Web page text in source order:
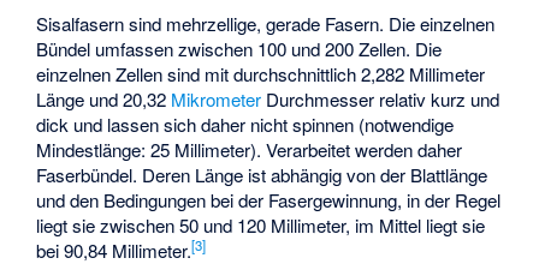
Sisalfasern sind mehrzellige, gerade Fasern. Die einzelnen
Bündel umfassen zwischen 100 und 200 Zellen. Die
einzelnen Zellen sind mit durchschnittlich 2,282 Millimeter
Länge und 20,32 Mikrometer Durchmesser relativ kurz und
dick und lassen sich daher nicht spinnen (notwendige
Mindestlänge: 25 Millimeter). Verarbeitet werden daher
Faserbündel. Deren Länge ist abhängig von der Blattlänge
und den Bedingungen bei der Fasergewinnung, in der Regel
liegt sie zwischen 50 und 120 Millimeter, im Mittel liegt sie
bei 90,84 Millimeter.[3]